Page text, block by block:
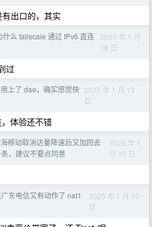
出口的，其实
什么 tailscale 通过 IPv6 直连
2025 年 1 月
18 日
过
用上了 dae，确实感觉快 2025 年 1 月 13
日
体验还不错
海移动取消达量降速后又加回去
，建议不要点同意
2025 年 1
月 10 日
东电信又有动作了 nat1
2025 年 1 月 10
日